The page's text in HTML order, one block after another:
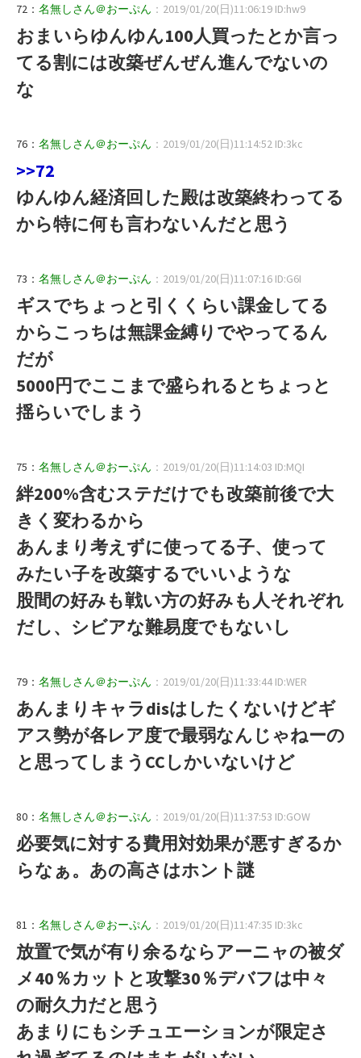
72： 名無しさん＠おーぷん ：2019/01/20(日)11:06:19 ID:hw9
おまいらゆんゆん100人買ったとか言っ
てる割には改築ぜんぜん進んでないの
な
76： 名無しさん＠おーぷん ：2019/01/20(日)11:14:52 ID:3kc
>>72
ゆんゆん経済回した殿は改築終わってる
から特に何も言わないんだと思う
73： 名無しさん＠おーぷん ：2019/01/20(日)11:07:16 ID:G6I
ギスでちょっと引くくらい課金してる
からこっちは無課金縛りでやってるん
だが
5000円でここまで盛られるとちょっと
揺らいでしまう
75： 名無しさん＠おーぷん ：2019/01/20(日)11:14:03 ID:MQI
絆200%含むステだけでも改築前後で大
きく変わるから
あんまり考えずに使ってる子、使って
みたい子を改築するでいいような
股間の好みも戦い方の好みも人それぞれ
だし、シビアな難易度でもないし
79： 名無しさん＠おーぷん ：2019/01/20(日)11:33:44 ID:WER
あんまりキャラdisはしたくないけどギ
アス勢が各レア度で最弱なんじゃねーの
と思ってしまうCCしかいないけど
80： 名無しさん＠おーぷん ：2019/01/20(日)11:37:53 ID:GOW
必要気に対する費用対効果が悪すぎるか
らなぁ。あの高さはホント謎
81： 名無しさん＠おーぷん ：2019/01/20(日)11:47:35 ID:3kc
放置で気が有り余るならアーニャの被ダ
メ40％カットと攻撃30％デバフは中々
の耐久力だと思う
あまりにもシチュエーションが限定さ